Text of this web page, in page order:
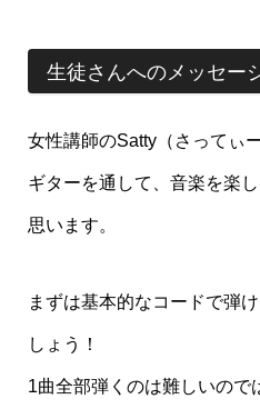
生徒さんへのメッセー
女性講師のSatty（さってぃ
ギターを通して、音楽を楽
思います。
まずは基本的なコードで弾
しょう！
1曲全部弾くのは難しいので